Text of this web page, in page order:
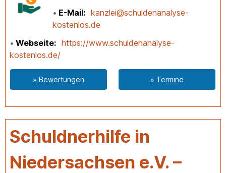
E-Mail
kanzlei@schuldenanalyse-
kostenlos.de
Webseite
https://www.schuldenanalyse-
kostenlos.de/
» Bewertungen » Termine
Schuldnerhilfe in
Niedersachsen e.V. –